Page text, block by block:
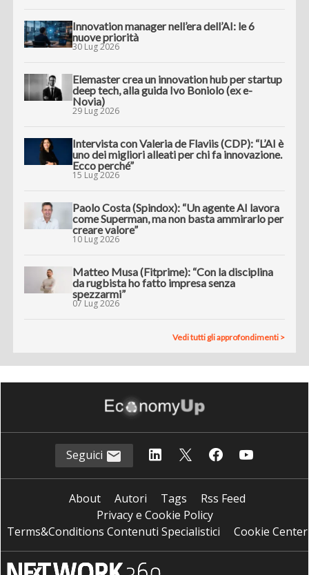
Innovation manager nell’era dell’AI: le 6
nuove priorità
30 Lug 2026
Elemaster crea un innovation hub per startup
deep tech, alla guida Ivo Boniolo (ex e-
Novia)
29 Lug 2026
Intervista con Valeria de Flaviis (CDP): “L’AI è
uno dei migliori alleati per chi fa innovazione.
Ecco perché”
15 Lug 2026
Paolo Costa (Spindox): “Un agente AI lavora
come Superman, ma non basta ammirarlo per
creare valore”
10 Lug 2026
Matteo Musa (Fitprime): “Con la disciplina
da rugbista ho fatto impresa senza
spezzarmi”
07 Lug 2026
Vedi tutti gli approfondimenti >
Seguici
About Autori Tags
Rss Feed
Privacy e Cookie Policy
Terms&Conditions Contenuti Specialistici
Cookie Center